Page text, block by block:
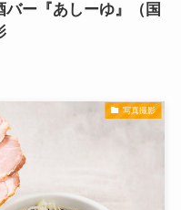
バー『あしーゆ』（国
写真撮影